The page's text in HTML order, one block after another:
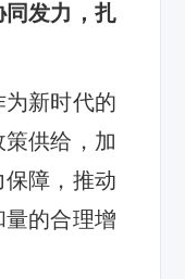
同发力，扎
新时代的
供给，加
障，推动
的合理增